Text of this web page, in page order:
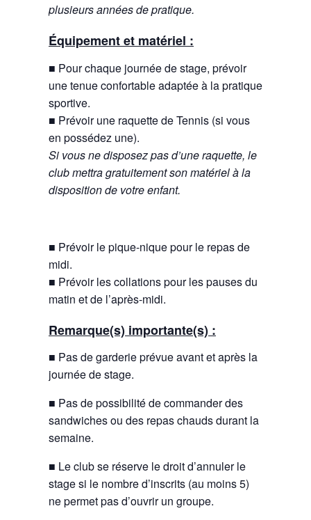
plusieurs années de pratique.
Équipement et matériel :
■ Pour chaque journée de stage, prévoir
une tenue confortable adaptée à la pratique
sportive.
■ Prévoir une raquette de Tennis (si vous
en possédez une).
Si vous ne disposez pas d’une raquette, le
club mettra gratuitement son matériel à la
disposition de votre enfant.
■ Prévoir le pique-nique pour le repas de
midi.
■ Prévoir les collations pour les pauses du
matin et de l’après-midi.
Remarque(s) importante(s) :
■ Pas de garderie prévue avant et après la
journée de stage.
■ Pas de possibilité de commander des
sandwiches ou des repas chauds durant la
semaine.
■ Le club se réserve le droit d’annuler le
stage si le nombre d’inscrits (au moins 5)
ne permet pas d’ouvrir un groupe.